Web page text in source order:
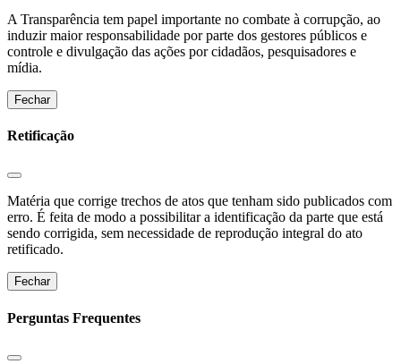
A Transparência tem papel importante no combate à corrupção, ao
induzir maior responsabilidade por parte dos gestores públicos e
controle e divulgação das ações por cidadãos, pesquisadores e
mídia.
Fechar
Retificação
Matéria que corrige trechos de atos que tenham sido publicados com
erro. É feita de modo a possibilitar a identificação da parte que está
sendo corrigida, sem necessidade de reprodução integral do ato
retificado.
Fechar
Perguntas Frequentes